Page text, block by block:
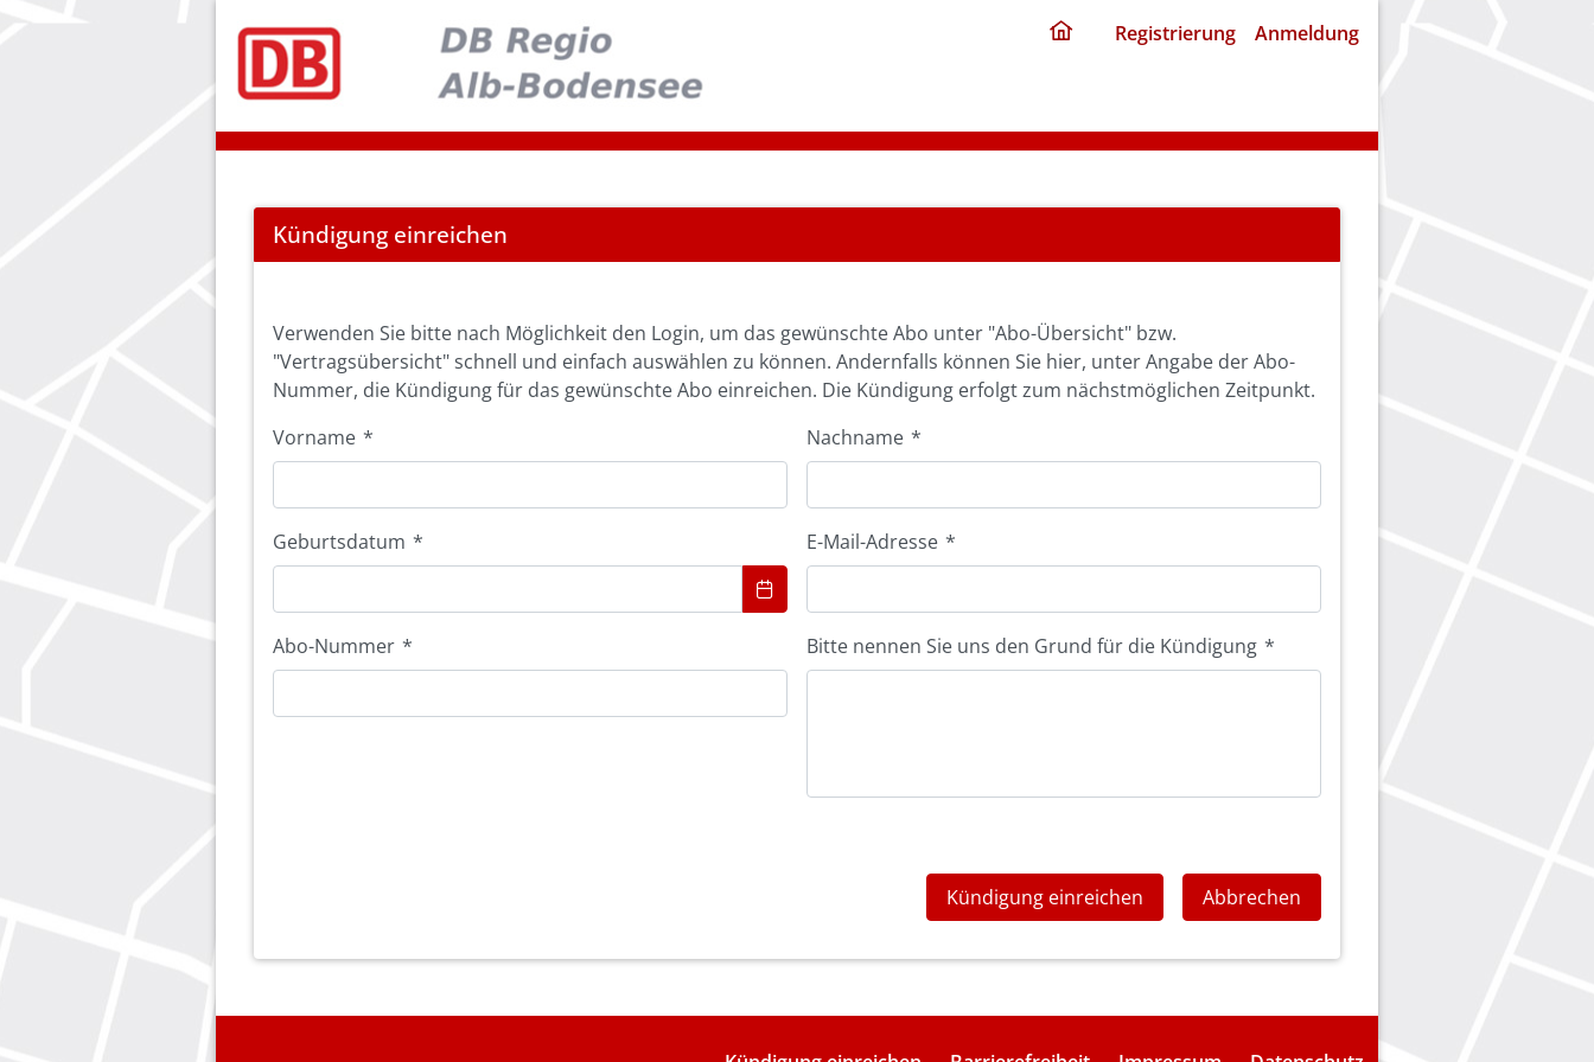
Registrierung Anmeldung
Cancel
Abo
Kündigung einreichen
Verwenden Sie bitte nach Möglichkeit den Login, um das gewünschte Abo unter "Abo-Übersicht" bzw.
"Vertragsübersicht" schnell und einfach auswählen zu können. Andernfalls können Sie hier, unter Angabe der Abo-
Nummer, die Kündigung für das gewünschte Abo einreichen. Die Kündigung erfolgt zum nächstmöglichen Zeitpunkt.
Vorname * Nachname *
Geburtsdatum * E-Mail-Adresse *
Abo-Nummer * Bitte nennen Sie uns den Grund für die Kündigung *
Kündigung einreichen Abbrechen